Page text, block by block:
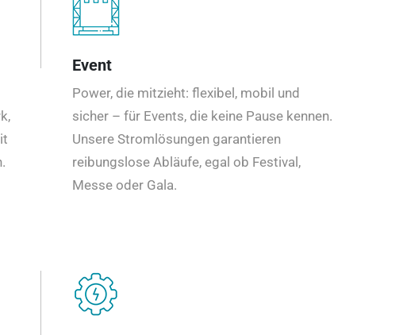
Event
Power, die mitzieht: flexibel, mobil und
sicher – für Events, die keine Pause kennen.
Unsere Stromlösungen garantieren
reibungslose Abläufe, egal ob Festival,
Messe oder Gala.